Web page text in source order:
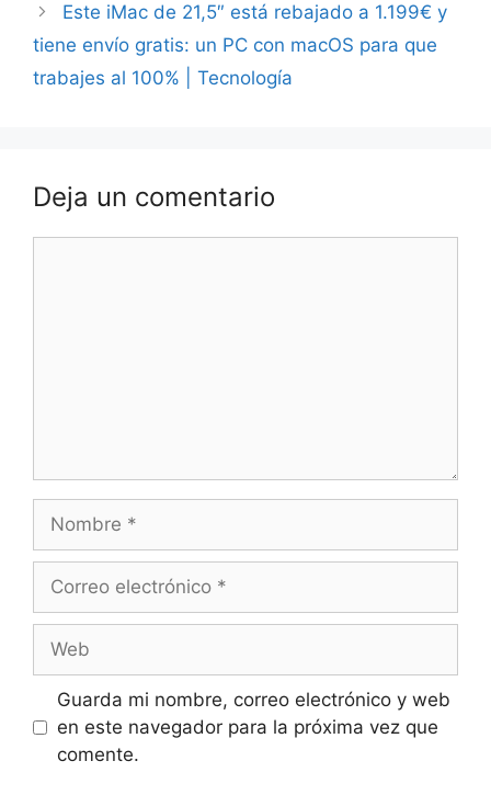
Este iMac de 21,5″ está rebajado a 1.199€ y
tiene envío gratis: un PC con macOS para que
trabajes al 100% | Tecnología
Deja un comentario
Nombre
Correo
Web
Guarda mi nombre, correo electrónico y web
en este navegador para la próxima vez que
comente.